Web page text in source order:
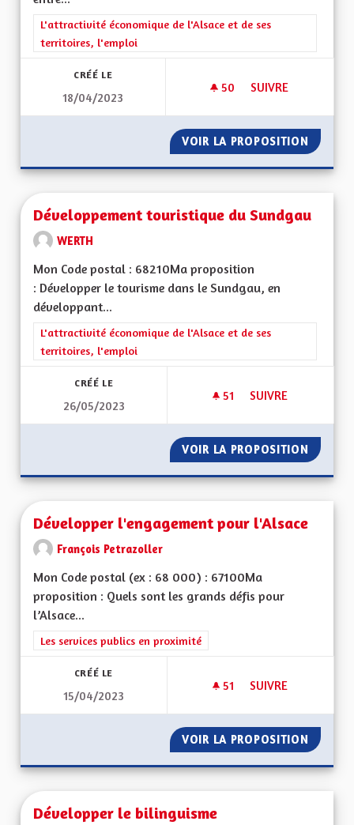
Filtrer les résultats de la catégorie : L'attractivité
L'attractivité économique de l'Alsace et de ses
territoires, l'emploi
CRÉÉ LE
18/04/2023
50 50 ABONNÉS
SUIVRE
VOIR LA PROPOSITION
Développement touristique du Sundgau
WERTH
Mon Code postal : 68210Ma proposition
: Développer le tourisme dans le Sundgau, en
développant...
Filtrer les résultats de la catégorie : L'attractivité
L'attractivité économique de l'Alsace et de ses
territoires, l'emploi
CRÉÉ LE
26/05/2023
51 51 ABONNÉS
SUIVRE
VOIR LA PROPOSITION
Développer l'engagement pour l'Alsace
François Petrazoller
Mon Code postal (ex : 68 000) : 67100Ma
proposition : Quels sont les grands défis pour
l’Alsace...
Filtrer les résultats de la catégorie : Les services publics en
Les services publics en proximité
CRÉÉ LE
15/04/2023
51 51 ABONNÉS
SUIVRE
VOIR LA PROPOSITION
Développer le bilinguisme